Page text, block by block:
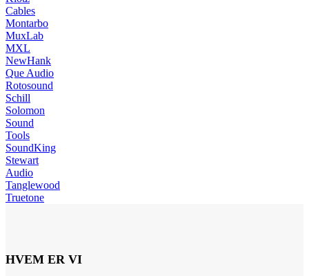
Cables
Montarbo
MuxLab
MXL
NewHank
Que Audio
Rotosound
Schill
Solomon
Sound
Tools
SoundKing
Stewart
Audio
Tanglewood
Truetone
HVEM ER VI